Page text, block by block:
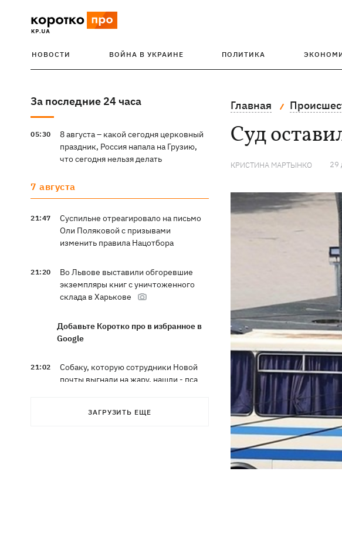
НОВОСТИ ВОЙНА В УКРАИНЕ ПОЛИТИКА
За последние 24 часа
05:30
8 августа – какой сегодня церковный
праздник, Россия напала на Грузию,
что сегодня нельзя делать
7 августа
21:47
Суспильне отреагировало на письмо
Оли Поляковой с призывами
изменить правила Нацотбора
21:20
Во Львове выставили обгоревшие
экземпляры книг с уничтоженного
склада в Харькове
Добавьте Коротко про в избранное в
Google
21:02
Собаку, которую сотрудники Новой
почты выгнали на жару, нашли - пса
ЗАГРУЗИТЬ ЕЩЕ
Главная
Суд
КРИСТИНА МАРТЫНКО 29